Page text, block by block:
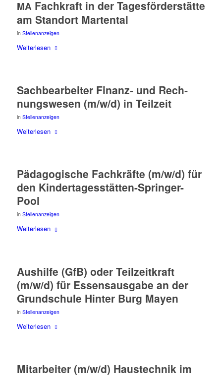
MA Fach­kraft in der Tages­för­der­stät­te
am Stand­ort Martental
in Stellenanzeigen
Wei­ter­le­sen
Sach­be­ar­bei­ter Finanz- und Rech­
nungs­we­sen (m/w/d) in Teilzeit
in Stellenanzeigen
Wei­ter­le­sen
Päd­ago­gi­sche Fach­kräf­te (m/w/d) für
den Kindertagesstätten-Springer-
Pool
in Stellenanzeigen
Wei­ter­le­sen
Aus­hil­fe (GfB) oder Teil­zeit­kraft
(m/w/d) für Essens­aus­ga­be an der
Grund­schu­le Hin­ter Burg Mayen
in Stellenanzeigen
Wei­ter­le­sen
Mit­ar­bei­ter (m/w/d) Haus­tech­nik im